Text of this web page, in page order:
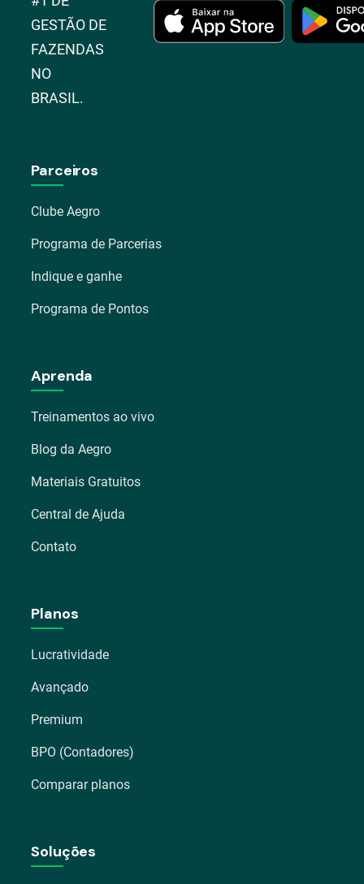
GESTÃO DE
FAZENDAS
NO
BRASIL.
Parceiros
Clube Aegro
Programa de Parcerias
Indique e ganhe
Programa de Pontos
Aprenda
Treinamentos ao vivo
Blog da Aegro
Materiais Gratuitos
Central de Ajuda
Contato
Planos
Lucratividade
Avançado
Premium
BPO (Contadores)
Comparar planos
Soluções